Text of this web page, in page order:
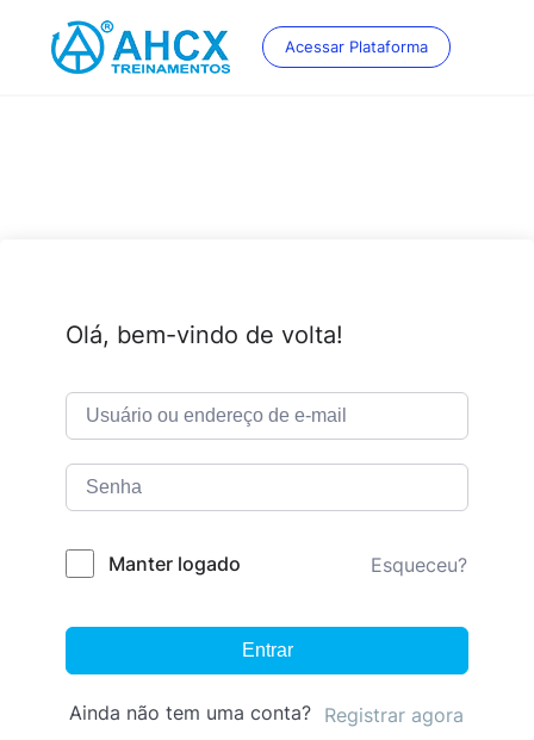
content
Acessar Plataforma
Olá, bem-vindo de volta!
Manter logado Esqueceu?
Entrar
Ainda não tem uma conta? Registrar agora